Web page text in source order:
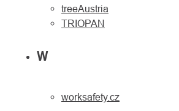
treeAustria
TRIOPAN
W
worksafety.cz